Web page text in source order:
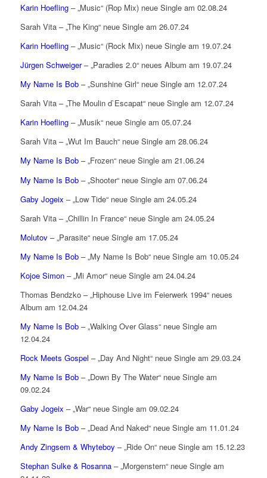
Karin Hoefling– „Music“ (Rop Mix) neue Single am 02.08.24
Sarah Vita – „The King“ neue Single am 26.07.24
Karin Hoefling– „Music“ (Rock Mix) neue Single am 19.07.24
Jürgen Schweiger– „Paradies 2.0“ neues Album am 19.07.24
My Name Is Bob– „Sunshine Girl“ neue Single am 12.07.24
Sarah Vita – „The Moulin d`Escapat“ neue Single am 12.07.24
Karin Hoefling– „Musik“ neue Single am 05.07.24
Sarah Vita – „Wut Im Bauch“ neue Single am 28.06.24
My Name Is Bob– „Frozen“ neue Single am 21.06.24
My Name Is Bob– „Shooter“ neue Single am 07.06.24
Gaby Jogeix – „Low Tide“ neue Single am 24.05.24
Sarah Vita – „Chillin In France“ neue Single am 24.05.24
Molutov– „Parasite“ neue Single am 17.05.24
My Name Is Bob– „My Name Is Bob“ neue Single am 10.05.24
Kojoe Simon– „Mi Amor“ neue Single am 24.04.24
Thomas Bendzko – „Hiphouse Live im Feierwerk 1994“ neues
Album am 12.04.24
My Name Is Bob– „Walking Over Glass“ neue Single am
12.04.24
Rock Meets Gospel – „Day And Night“ neue Single am 29.03.24
My Name Is Bob– „Down By The Water“ neue Single am
09.02.24
Gaby Jogeix – „War“ neue Single am 09.02.24
My Name Is Bob– „Dead And Naked“ neue Single am 11.01.24
Andy Zingsem & Whyteboy – „Ride On“ neue Single am 15.12.23
Stephan Sulke & Rosanna– „Morgenstern“ neue Single am